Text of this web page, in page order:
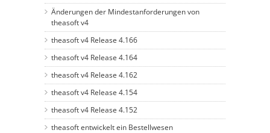
Änderungen der Mindestanforderungen von
theasoft v4
theasoft v4 Release 4.166
theasoft v4 Release 4.164
theasoft v4 Release 4.162
theasoft v4 Release 4.154
theasoft v4 Release 4.152
theasoft entwickelt ein Bestellwesen